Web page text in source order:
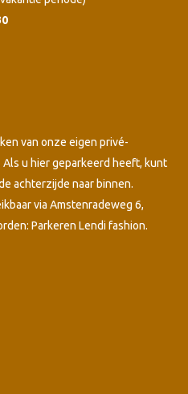
van onze eigen privé-
u hier geparkeerd heeft, kunt
achterzijde naar binnen.
via Amstenradeweg 6,
Parkeren Lendi fashion.